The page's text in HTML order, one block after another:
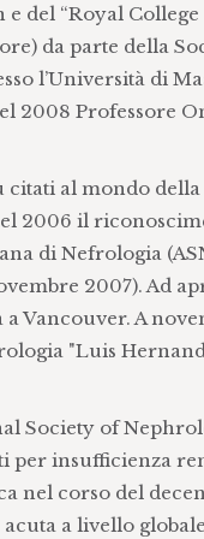
del “Royal
da parte della
l’Università di
2008 Professore
citati al mondo
2006 il
di Nefrologia
2007). Ad
Vancouver. A
"Luis
Society of
per insufficienza
nel corso del
a livello